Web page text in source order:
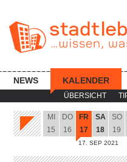
ÜBERSICHT
NEWS KALENDER
MI
15
DO
16
FR
17
17. SEP 2021
SA
18
SO
19